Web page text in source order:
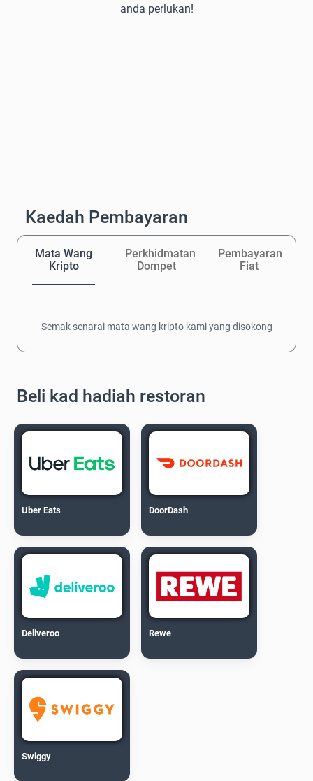
anda perlukan!
Kaedah Pembayaran
Mata Wang
Kripto
Perkhidmatan
Dompet
Pembayaran
Fiat
Semak senarai mata wang kripto kami yang disokong
Beli kad hadiah restoran
Uber Eats DoorDash
Deliveroo Rewe
Swiggy